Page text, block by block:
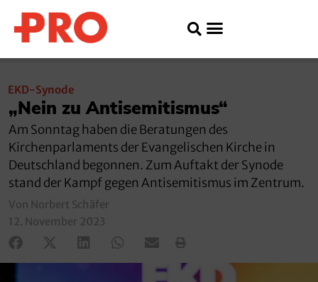
EKD-Synode
„Nein zu Antisemitismus“
Am Sonntag haben die Beratungen des
Kirchenparlaments der Evangelischen Kirche in
Deutschland begonnen. Zum Auftakt der Synode
stand der Kampf gegen Antisemitismus im Zentrum.
Von Norbert Schäfer
12. November 2023